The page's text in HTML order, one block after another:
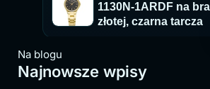
Sapphire na
czarnej, czarna tarcza
Na blogu
Najnowsze wpisy